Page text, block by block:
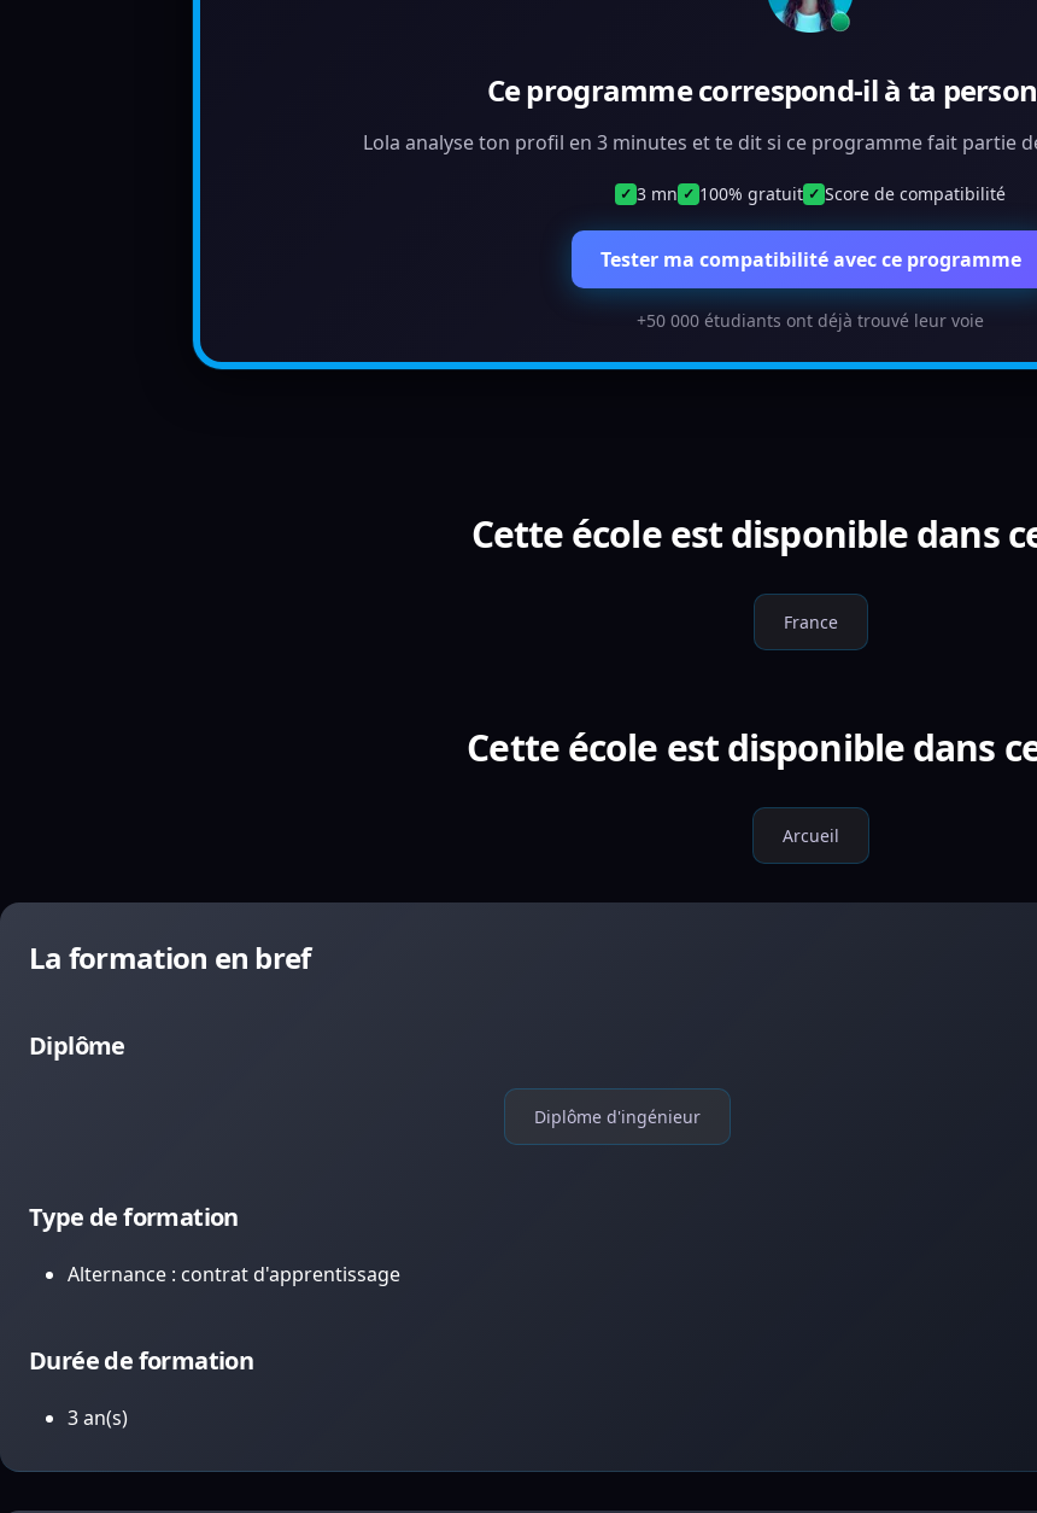
Ce programme correspond-il à ta
Lola analyse ton profil en 3 minutes et te dit si ce programme fait partie
✓ 3 mn ✓ 100% gratuit ✓ Score de compatibilité
Tester ma compatibilité avec ce programme
+50 000 étudiants ont déjà trouvé leur voie
Cette école est disponible dans
France
Cette école est disponible dans
Arcueil
La formation en bref
Diplôme
Diplôme d'ingénieur
Type de formation
Alternance : contrat d'apprentissage
Durée de formation
3 an(s)